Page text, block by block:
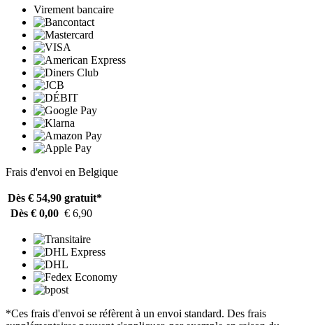
Virement bancaire
Frais d'envoi en Belgique
Dès € 54,90 gratuit*
Dès € 0,00 € 6,90
*Ces frais d'envoi se réfèrent à un envoi standard. Des frais